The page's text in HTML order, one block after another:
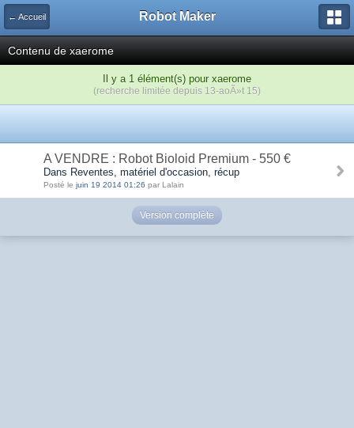
← Accueil Robot Maker
Contenu de xaerome
Il y a 1 élément(s) pour xaerome
(recherche limitée depuis 13-aoÃ»t 15)
A VENDRE : Robot Bioloid Premium - 550 €
Dans Reventes, matériel d'occasion, récup
Posté le juin 19 2014 01:26 par Lalain
Version complète